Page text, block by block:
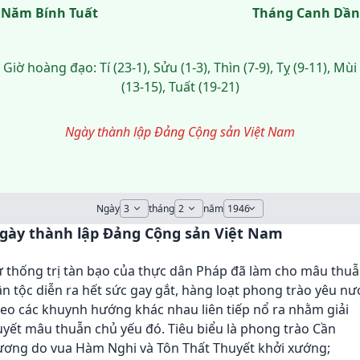
Năm Bính Tuất
Tháng Canh Dần
Giờ hoàng đạo: Tí (23-1), Sửu (1-3), Thìn (7-9), Tỵ (9-11), Mùi
(13-15), Tuất (19-21)
Ngày thành lập Đảng Cộng sản Việt Nam
Ngày tháng năm
thành lập Đảng Cộng sản Việt Nam
thống trị tàn bạo của thực dân Pháp đã làm cho mâu
tộc diễn ra hết sức gay gắt, hàng loạt phong trào yêu
các khuynh hướng khác nhau liên tiếp nổ ra nhằm giải
mâu thuẫn chủ yếu đó. Tiêu biểu là phong trào Cần
do vua Hàm Nghi và Tôn Thất Thuyết khởi xướng;